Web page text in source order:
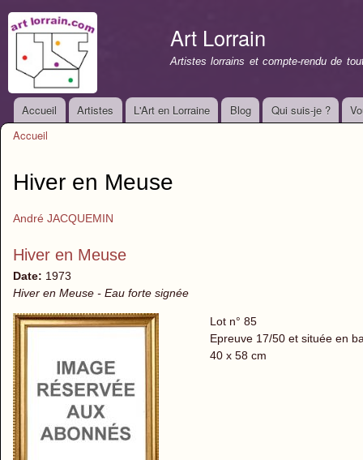
Art Lorrain
Artistes lorrains et compte-rendu de
Menu principal
Accueil Artistes L'Art en Lorraine Blog Qui suis-je ?
Accueil
Hiver en Meuse
André JACQUEMIN
Hiver en Meuse
Date: 1973
Hiver en Meuse - Eau forte signée
Lot n° 85
Epreuve 17/50 et située en
40 x 58 cm